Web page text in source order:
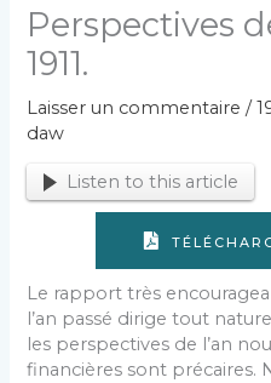
Perspectives
1911.
Laisser un commentaire /
daw
Listen to this article
Le rapport très
l’an passé dirige tout
les pers­pectives de l’an
finan­cières sont précaires.